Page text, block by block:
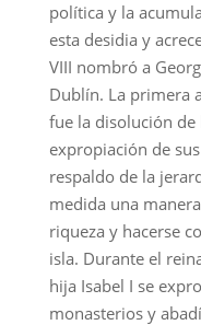
política y la
esta desidia y
VIII nombró a
Dublín. La primera
fue la disolución de
expropiación de
respaldo de la
medida una
riqueza y hacerse
isla. Durante el
hija Isabel I se
monasterios y